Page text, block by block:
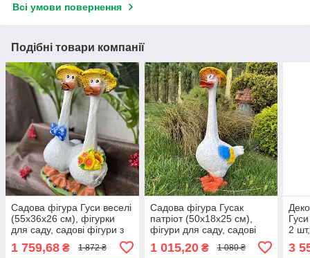
Всі умови повернення
Подібні товари компанії
Садова фігура Гуси веселі
(55х36х26 см), фігурки
для саду, садові фігури з
полістоуну, садово-паркові
фігури
1 759,68 ₴ 1 872 ₴
Садова фігура Гусак
патріот (50х18х25 см),
фігури для саду, садові
статуетки, садові фігури з
полістоуну
1 015,20₴ 1 080 ₴
2
3